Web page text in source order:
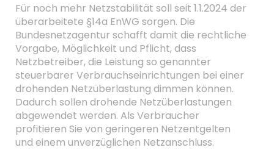
Für noch mehr Netzstabilität soll seit 1.1.2024 der
überarbeitete §14a EnWG sorgen. Die
Bundesnetzagentur schafft damit die rechtliche
Vorgabe, Möglichkeit und Pflicht, dass
Netzbetreiber, die Leistung so genannter
steuerbarer Verbrauchseinrichtungen bei einer
drohenden Netzüberlastung dimmen können.
Dadurch sollen drohende Netzüberlastungen
abgewendet werden. Als Verbraucher
profitieren Sie von geringeren Netzentgelten
und einem unverzüglichen Netzanschluss.